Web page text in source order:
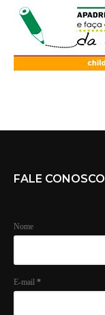
FALE CONOSCO
Nome
E-mail *